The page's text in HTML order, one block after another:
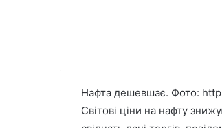
Нафта дешевшає. Фото:
Світові ціни на нафту